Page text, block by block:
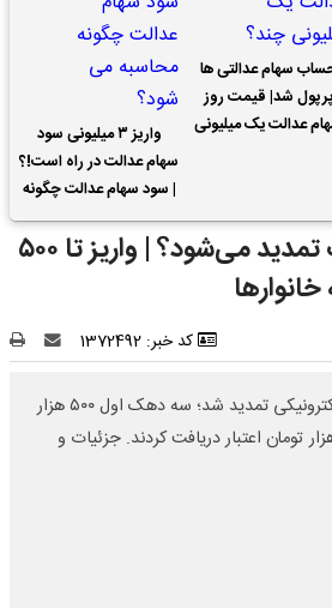
سهام عدالتی ها
پرپول شد| قیمت روز
عدالت یک میلیونی
واریز ۳ میلیونی سود
سهام عدالت در راه است!؟
| سود سهام عدالت چگونه
محاسبه می شود؟
فوری؛ طرح کالابرگ تمدید می‌شود؟ | واریز تا ۵۰۰
خانوارها
کد خبر: 1372492
مرحله سوم طرح کالابرگ الکترونیکی تمدید شد؛ سه دهک اول ۵۰۰ هزار
و سایر دهک‌ها ۳۵۰ هزار تومان اعتبار دریافت کردند. جزئیات و